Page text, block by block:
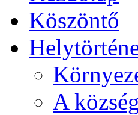
Köszöntő
A